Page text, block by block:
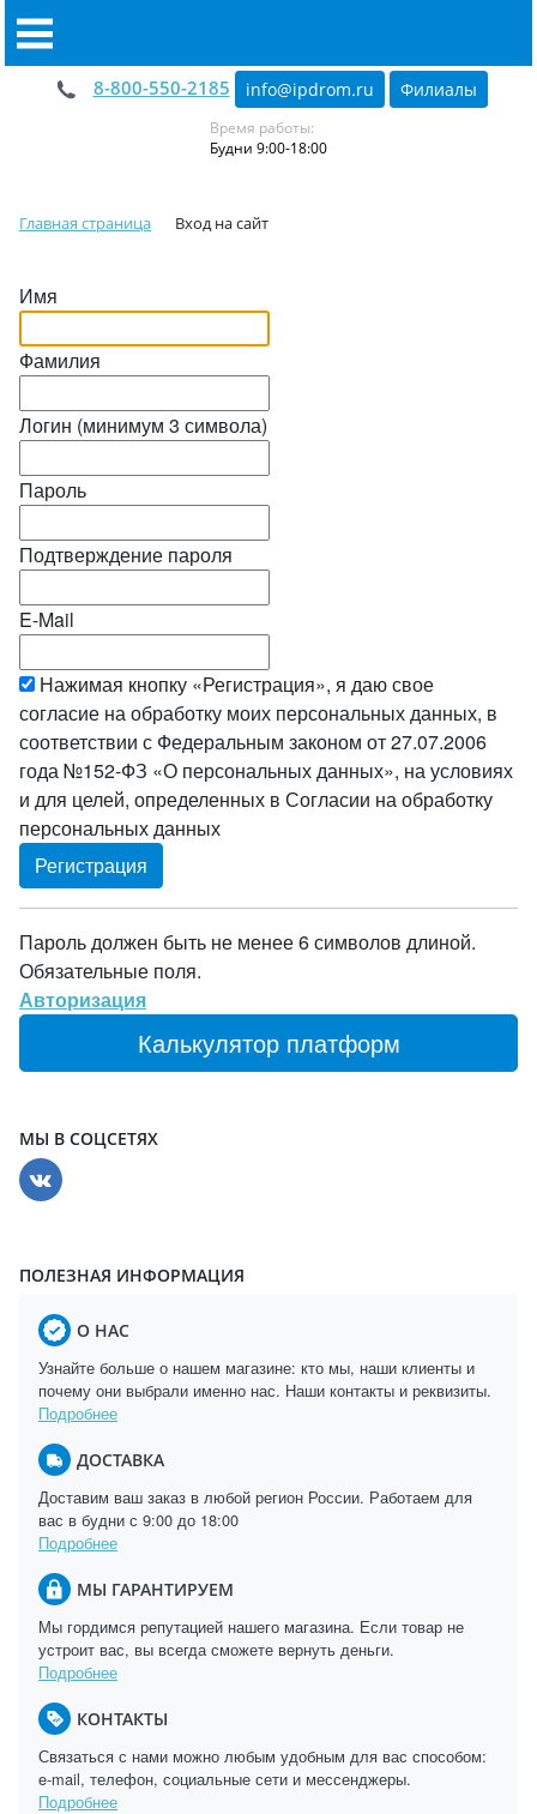
8-800-550-2185 info@ipdrom.ru Филиалы
Время работы:
Будни 9:00-18:00
Главная страница Вход на сайт
Имя
Фамилия
Логин (минимум 3 символа)
Пароль
Подтверждение пароля
E-Mail
Нажимая кнопку «Регистрация», я даю свое
согласие на обработку моих персональных данных, в
соответствии с Федеральным законом от 27.07.2006
года №152-ФЗ «О персональных данных», на условиях
и для целей, определенных в Согласии на обработку
персональных данных
Пароль должен быть не менее 6 символов длиной.
Обязательные поля.
Авторизация
Калькулятор платформ
МЫ В СОЦСЕТЯХ
ПОЛЕЗНАЯ ИНФОРМАЦИЯ
О НАС
Узнайте больше о нашем магазине: кто мы, наши клиенты и
почему они выбрали именно нас. Наши контакты и реквизиты.
Подробнее
ДОСТАВКА
Доставим ваш заказ в любой регион России. Работаем для
вас в будни с 9:00 до 18:00
Подробнее
МЫ ГАРАНТИРУЕМ
Мы гордимся репутацией нашего магазина. Если товар не
устроит вас, вы всегда сможете вернуть деньги.
Подробнее
КОНТАКТЫ
Связаться с нами можно любым удобным для вас способом:
e-mail, телефон, социальные сети и мессенджеры.
Подробнее